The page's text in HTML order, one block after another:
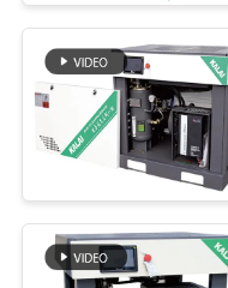
VSD